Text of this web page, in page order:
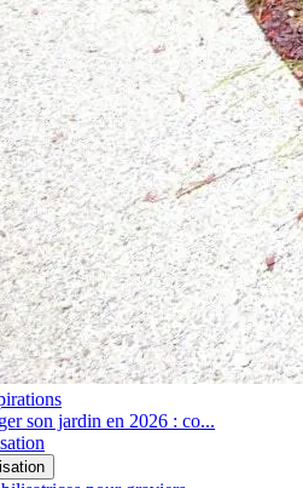
son jardin en 2026 : co...